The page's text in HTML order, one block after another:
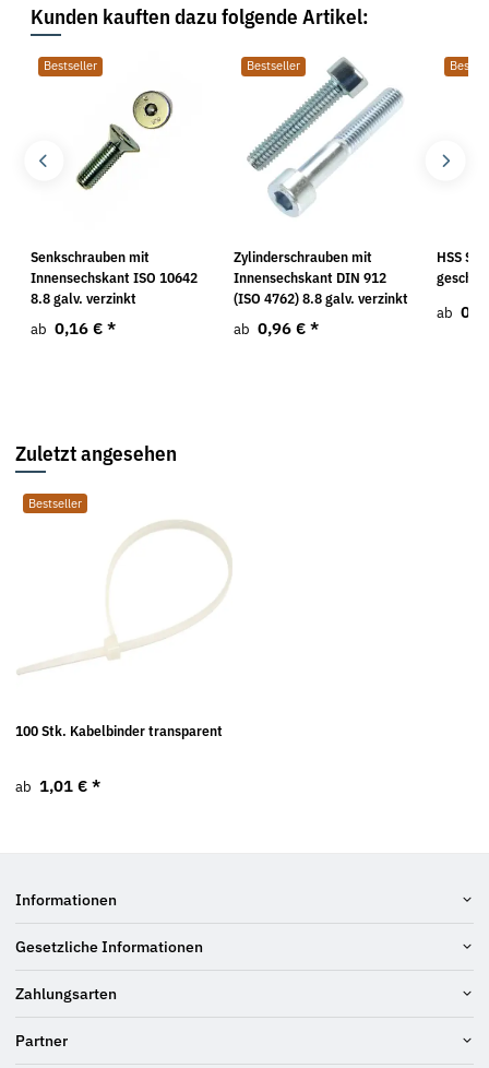
Kunden kauften dazu folgende Artikel:
Bestseller
Senkschrauben mit
Innensechskant ISO 10642
8.8 galv. verzinkt
ab 0,16 € *
Bestseller
Zylinderschrauben mit
Innensechskant DIN 912
(ISO 4762) 8.8 galv. verzinkt
ab 0,96 € *
HSS
ab
Zuletzt angesehen
Bestseller
100 Stk. Kabelbinder transparent
ab 1,01 € *
Informationen
Gesetzliche Informationen
Zahlungsarten
Partner